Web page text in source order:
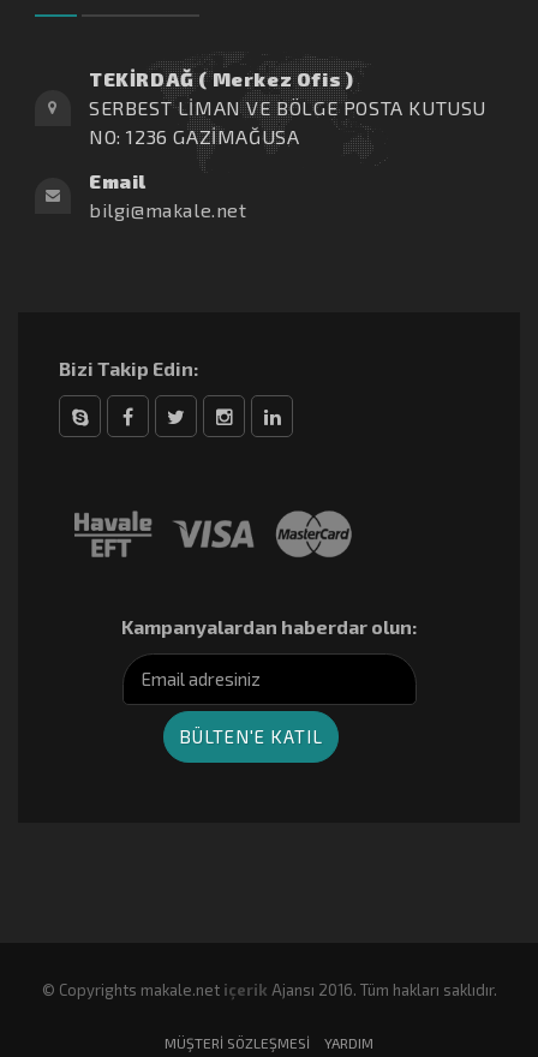
TEKİRDAĞ ( Merkez Ofis )
SERBEST LİMAN VE BÖLGE POSTA KUTUSU
NO: 1236 GAZİMAĞUSA
Email
bilgi@makale.net
Bizi Takip Edin:
Kampanyalardan haberdar olun:
© Copyrights makale.net içerik Ajansı 2016. Tüm hakları saklıdır.
MÜŞTERI SÖZLEŞMESI YARDIM